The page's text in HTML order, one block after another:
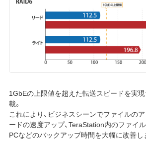
1GbEの上限値を超えた転送スピードを実
載。
これにより、ビジネスシーンでファイルの
ードの速度アップ、TeraStation内のファイ
PCなどのバックアップ時間を大幅に改善し